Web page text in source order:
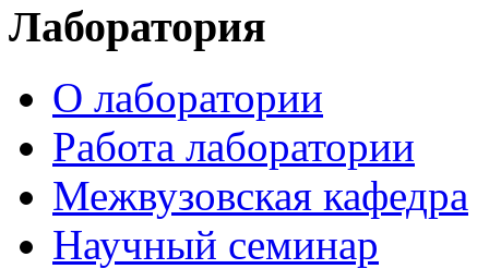
Лаборатория
О лаборатории
Работа лаборатории
Межвузовская кафедра
Научный семинар